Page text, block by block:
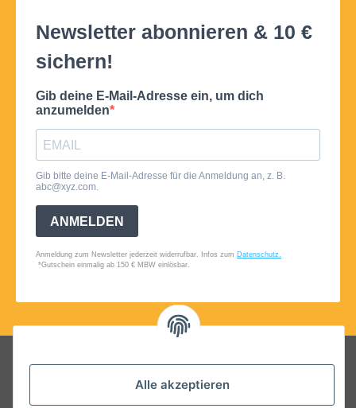
Alle akzeptieren
Folgt uns auf Social Media